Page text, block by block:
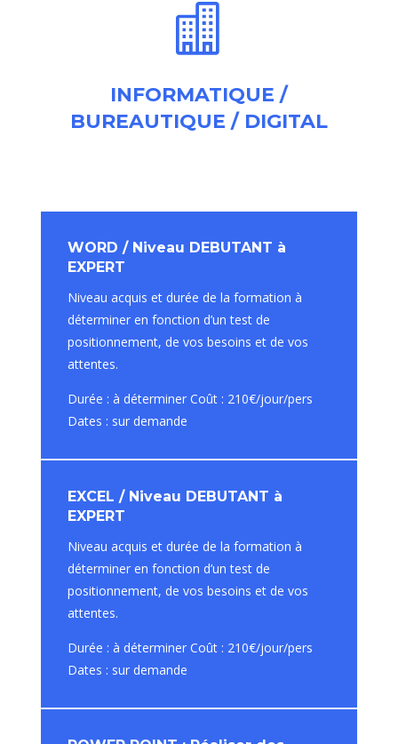

INFORMATIQUE /
BUREAUTIQUE / DIGITAL
WORD / Niveau DEBUTANT à
EXPERT
Niveau acquis et durée de la formation à
déterminer en fonction d’un test de
positionnement, de vos besoins et de vos
attentes.
Durée : à déterminer Coût : 210€/jour/pers
Dates : sur demande
EXCEL / Niveau DEBUTANT à
EXPERT
Niveau acquis et durée de la formation à
déterminer en fonction d’un test de
positionnement, de vos besoins et de vos
attentes.
Durée : à déterminer Coût : 210€/jour/pers
Dates : sur demande